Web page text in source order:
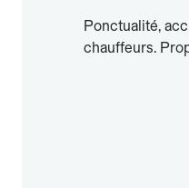
Ponctualité,
chauffeurs.